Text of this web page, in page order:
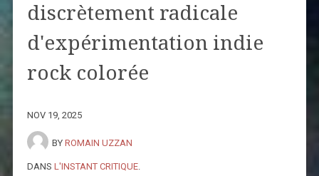
discrètement radicale
d'expérimentation indie
rock colorée
NOV 19, 2025
BY ROMAIN UZZAN
DANS L'INSTANT CRITIQUE.